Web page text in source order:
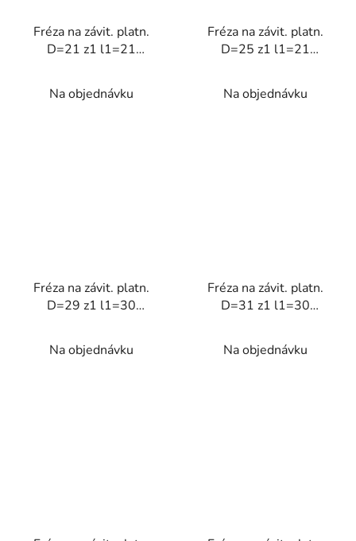
Fréza na závit. platn.
D=21 z1 l1=21
Na objednávku
Fréza na závit. platn.
D=25 z1 l1=21
Na objednávku
Fréza na závit. platn.
D=29 z1 l1=30
Na objednávku
Fréza na závit. platn.
D=31 z1 l1=30
Na objednávku